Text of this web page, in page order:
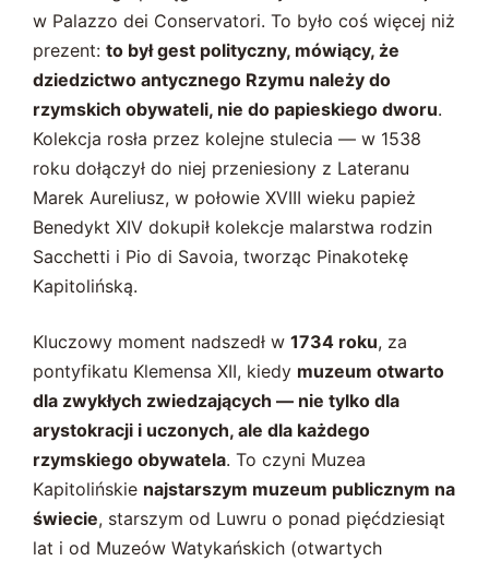
w Palazzo dei Conservatori. To było coś więcej niż
prezent: to był gest polityczny, mówiący, że
dziedzictwo antycznego Rzymu należy do
rzymskich obywateli, nie do papieskiego dworu.
Kolekcja rosła przez kolejne stulecia — w 1538
roku dołączył do niej przeniesiony z Lateranu
Marek Aureliusz, w połowie XVIII wieku papież
Benedykt XIV dokupił kolekcje malarstwa rodzin
Sacchetti i Pio di Savoia, tworząc Pinakotekę
Kapitolińską.
Kluczowy moment nadszedł w 1734 roku, za
pontyfikatu Klemensa XII, kiedy muzeum otwarto
dla zwykłych zwiedzających — nie tylko dla
arystokracji i uczonych, ale dla każdego
rzymskiego obywatela. To czyni Muzea
Kapitolińskie najstarszym muzeum publicznym na
świecie, starszym od Luwru o ponad pięćdziesiąt
lat i od Muzeów Watykańskich (otwartych